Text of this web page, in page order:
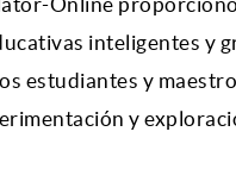
inteligentes y
estudiantes y
y